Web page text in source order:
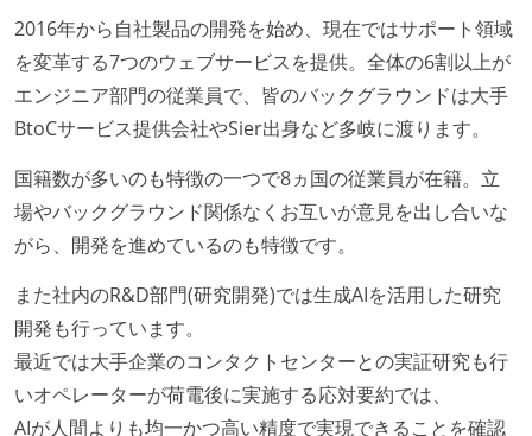
コード品質向上のための取り組み
本番にデプロイされるコードには、全てコードレビュ
ーまたはペアプログラミングを実施している
「リファクタリングは随時行われるべき」という価値
観をメンバー全員が共有しており、日常的に実施して
いる
提出されたコードには自動的にリグレッションテスト
が実行される環境が構築されている
テストの実施度
ほとんどのプロダクトコードに単体テストを記述、実
施している
2016年から自社製品の開発を始め、現在ではサポート領域
を変革する7つのウェブサービスを提供。全体の6割以上が
エンジニア部門の従業員で、皆のバックグラウンドは大手
BtoCサービス提供会社やSier出身など多岐に渡ります。
国籍数が多いのも特徴の一つで8ヵ国の従業員が在籍。立
場やバックグラウンド関係なくお互いが意見を出し合いな
がら、開発を進めているのも特徴です。
また社内のR&D部門(研究開発)では生成AIを活用した研究
開発も行っています。
最近では大手企業のコンタクトセンターとの実証研究も行
いオペレーターが荷電後に実施する応対要約では、
AIが人間よりも均一かつ高い精度で実現できることを確認